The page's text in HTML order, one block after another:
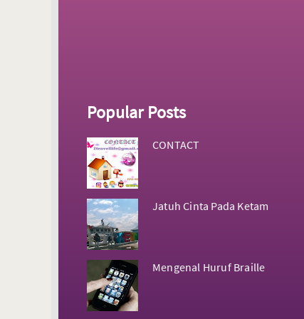
Popular Posts
CONTACT
Jatuh Cinta Pada Ketam
Mengenal Huruf Braille